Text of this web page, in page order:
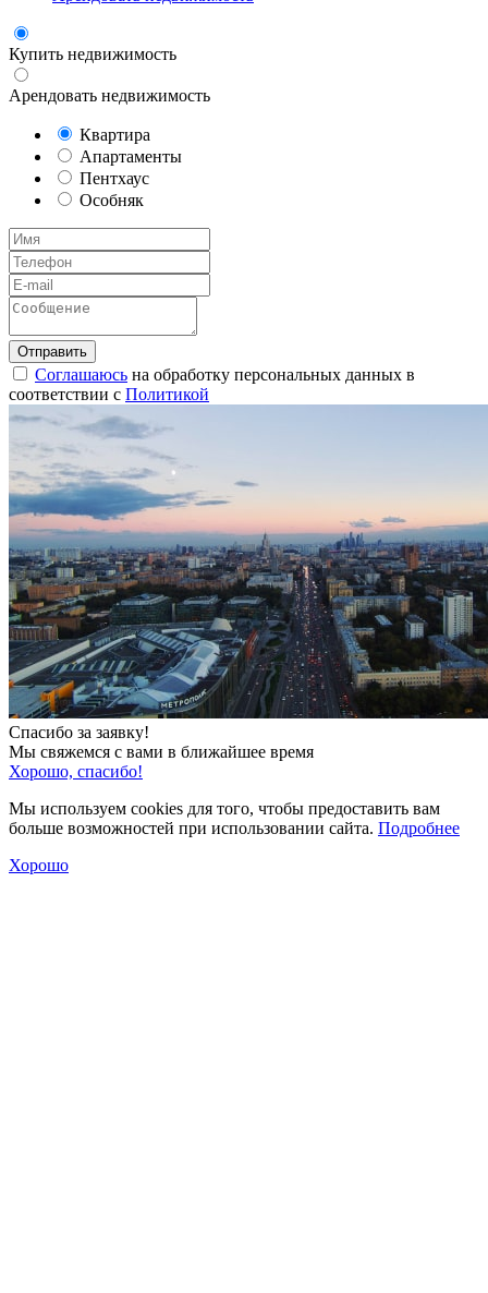
Купить недвижимость
Арендовать недвижимость
Квартира
Апартаменты
Пентхаус
Особняк
Соглашаюсь на обработку персональных данных в
соответствии с Политикой
Спасибо за заявку!
Мы свяжемся с вами в ближайшее время
Хорошо, спасибо!
Мы используем cookies для того, чтобы предоставить вам
больше возможностей при использовании сайта. Подробнее
Хорошо